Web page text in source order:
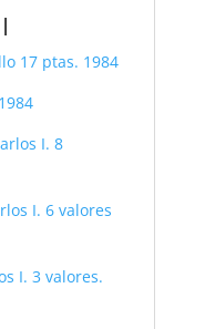
17 ptas. 1984
I. 8
I. 6 valores
I. 3 valores.